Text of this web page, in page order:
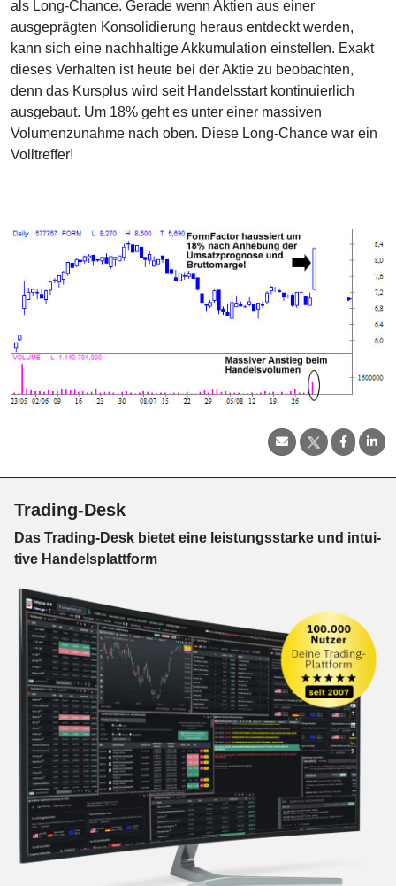
als Long-Chance. Gerade wenn Aktien aus einer
ausgeprägten Konsolidierung heraus entdeckt werden,
kann sich eine nachhaltige Akkumulation einstellen. Exakt
dieses Verhalten ist heute bei der Aktie zu beobachten,
denn das Kursplus wird seit Handelsstart kontinuierlich
ausgebaut. Um 18% geht es unter einer massiven
Volumenzunahme nach oben. Diese Long-Chance war ein
Volltreffer!
Trading-Desk
Das Trading-Desk bie­tet eine leis­tungs­star­ke und in­tui­
tive Han­dels­platt­form